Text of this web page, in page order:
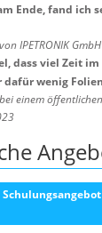
Ende, fand ich
IPETRONIK
dass viel Zeit
dafür wenig
einem